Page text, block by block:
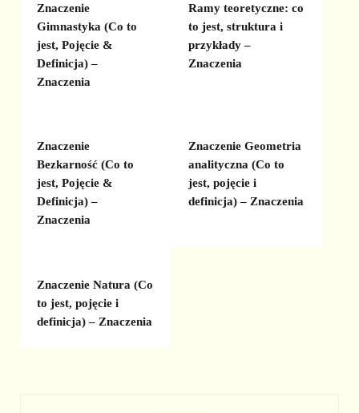
Znaczenie
Gimnastyka (Co to
jest, Pojęcie &
Definicja) –
Znaczenia
Ramy teoretyczne: co
to jest, struktura i
przykłady –
Znaczenia
Znaczenie
Bezkarność (Co to
jest, Pojęcie &
Definicja) –
Znaczenia
Znaczenie Geometria
analityczna (Co to
jest, pojęcie i
definicja) – Znaczenia
Znaczenie Natura (Co
to jest, pojęcie i
definicja) – Znaczenia